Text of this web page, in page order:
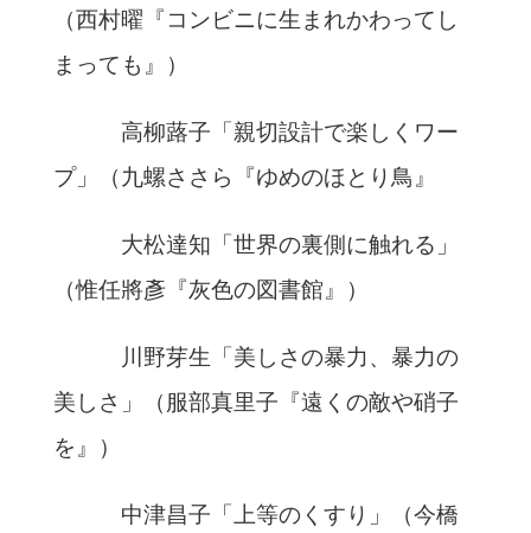
（西村曜『コンビニに生まれかわってし
まっても』）
高柳蕗子「親切設計で楽しくワー
プ」（九螺ささら『ゆめのほとり鳥』
大松達知「世界の裏側に触れる」
（惟任將彥『灰色の図書館』）
川野芽生「美しさの暴力、暴力の
美しさ」（服部真里子『遠くの敵や硝子
を』）
中津昌子「上等のくすり」（今橋